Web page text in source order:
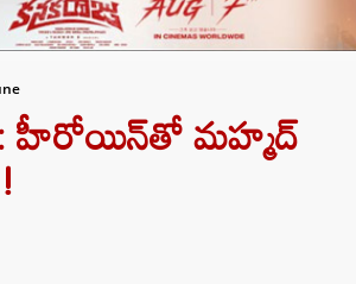
హీరోయిన్‌తో మహ్మద్